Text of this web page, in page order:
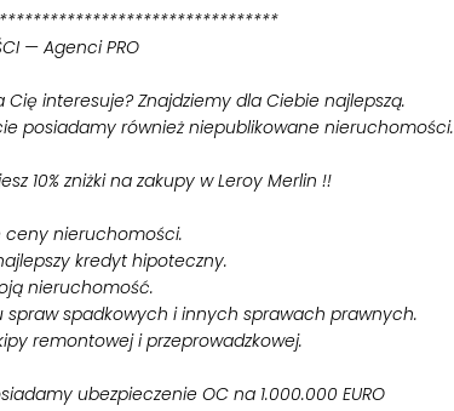
— Agenci PRO
Cię interesuje? Znajdziemy dla Ciebie najlepszą.
posiadamy również niepublikowane nieruchomości.
10% zniżki na zakupy w Leroy Merlin !!
ceny nieruchomości.
kredyt hipoteczny.
nieruchomość.
spraw spadkowych i innych sprawach prawnych.
remontowej i przeprowadzkowej.
ubezpieczenie OC na 1.000.000 EURO